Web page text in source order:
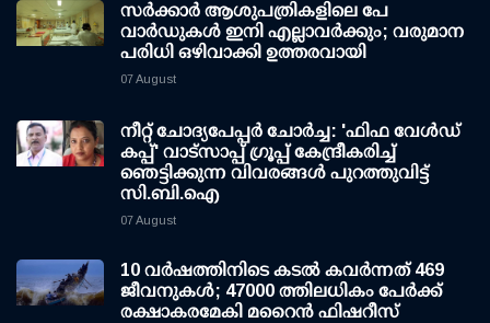
സര്‍ക്കാര്‍ ആശുപത്രികളിലെ പേ
വാര്‍ഡുകള്‍ ഇനി എല്ലാവര്‍ക്കും; വരുമാന
പരിധി ഒഴിവാക്കി ഉത്തരവായി
07 August
നീറ്റ് ചോദ്യപേപ്പര്‍ ചോര്‍ച്ച: 'ഫിഫ വേള്‍ഡ്
കപ്പ്' വാട്സാപ്പ് ഗ്രൂപ്പ് കേന്ദ്രീകരിച്ച്
ഞെട്ടിക്കുന്ന വിവരങ്ങള്‍ പുറത്തുവിട്ട്
സി.ബി.ഐ
07 August
10 വര്‍ഷത്തിനിടെ കടല്‍ കവര്‍ന്നത് 469
ജീവനുകള്‍; 47000 ത്തിലധികം പേര്‍ക്ക്
രക്ഷാകരമേകി മറൈന്‍ ഫിഷറീസ്